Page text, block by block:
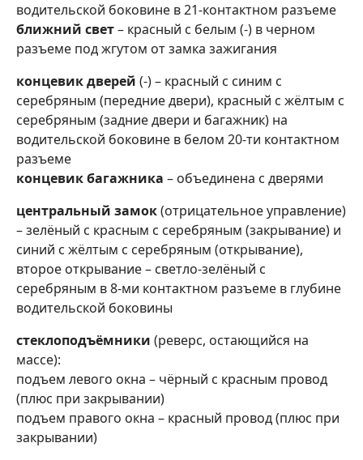
водительской боковине в 21-контактном разъеме
ближний свет– красный с белым (-) в черном
разъеме под жгутом от замка зажигания
концевик дверей (-) – красный с синим с
серебряным (передние двери), красный с жёлтым с
серебряным (задние двери и багажник) на
водительской боковине в белом 20-ти контактном
разъеме
концевик багажника – объединена с дверями
центральный замок(отрицательное управление)
– зелёный с красным с серебряным (закрывание) и
синий с жёлтым с серебряным (открывание),
второе открывание – светло-зелёный с
серебряным в 8-ми контактном разъеме в глубине
водительской боковины
стеклоподъёмники (реверс, остающийся на
массе):
подъем левого окна – чёрный с красным провод
(плюс при закрывании)
подъем правого окна – красный провод (плюс при
закрывании)